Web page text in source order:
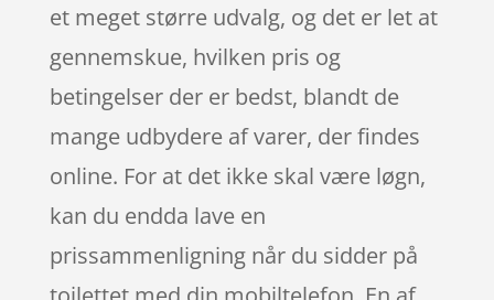
et meget større udvalg, og det er let at
gennemskue, hvilken pris og
betingelser der er bedst, blandt de
mange udbydere af varer, der findes
online. For at det ikke skal være løgn,
kan du endda lave en
prissammenligning når du sidder på